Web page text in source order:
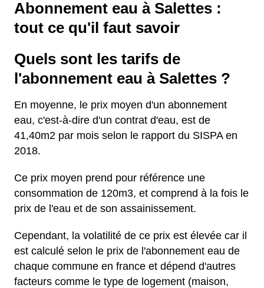
Abonnement eau à Salettes :
tout ce qu'il faut savoir
Quels sont les tarifs de
l'abonnement eau à Salettes ?
En moyenne, le prix moyen d'un abonnement
eau, c'est-à-dire d'un contrat d'eau, est de
41,40m2 par mois selon le rapport du SISPA en
2018.
Ce prix moyen prend pour référence une
consommation de 120m3, et comprend à la fois le
prix de l'eau et de son assainissement.
Cependant, la volatilité de ce prix est élevée car il
est calculé selon le prix de l'abonnement eau de
chaque commune en france et dépend d'autres
facteurs comme le type de logement (maison,